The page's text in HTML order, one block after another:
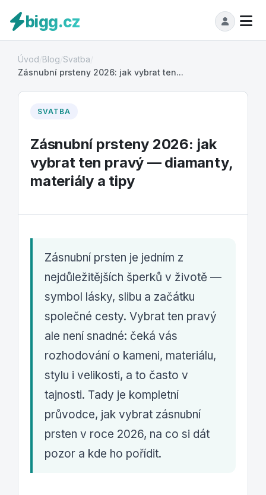
bigg.cz
Úvod Blog Svatba
Zásnubní prsteny 2026: jak vybrat ten...
SVATBA
Zásnubní prsteny 2026: jak
vybrat ten pravý — diamanty,
materiály a tipy
Zásnubní prsten je jedním z
nejdůležitějších šperků v životě —
symbol lásky, slibu a začátku
společné cesty. Vybrat ten pravý
ale není snadné: čeká vás
rozhodování o kameni, materiálu,
stylu i velikosti, a to často v
tajnosti. Tady je kompletní
průvodce, jak vybrat zásnubní
prsten v roce 2026, na co si dát
pozor a kde ho pořídit.